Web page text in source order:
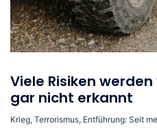
Viele Risiken
gar nicht erkannt
Krieg, Terrorismus, Entführung: Seit